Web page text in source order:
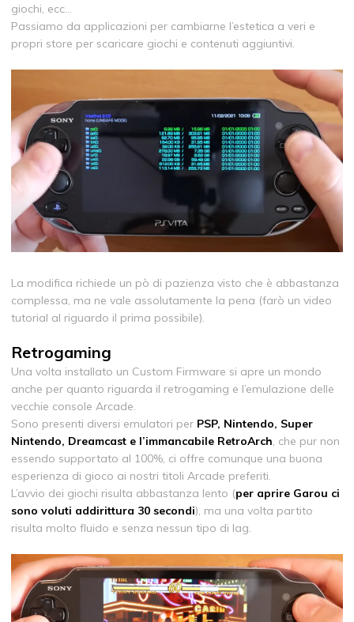
giochi, ecc…
Passiamo da applicazioni per cambiarne l’estetica a veri e
propri store per scaricare giochi e contenuti aggiuntivi.
La modifica richiede un pò di pazienza visto che è abbastanza
complessa, ma ne vale assolutamente la pena (farò un video
tutorial al riguardo il prima possibile).
Retrogaming
Una volta installato un Custom Firmware si apre un mondo
anche per quanto riguarda il retrogaming e l’emulazione delle
vecchie console Arcade.
Sono presenti diversi emulatori per PSP, Nintendo, Super
Nintendo, Dreamcast e l’immancabile RetroArch, che pur non
essendo supportato al 100%, ci offre comunque una buona
esperienza di gioco ai nostri titoli Arcade preferiti.
L’avvio dei giochi risulta abbastanza lento (per aprire Garou ci
sono voluti addirittura 30 secondi), ma una volta partito
risulta molto fluido e senza nessun tipo di lag.